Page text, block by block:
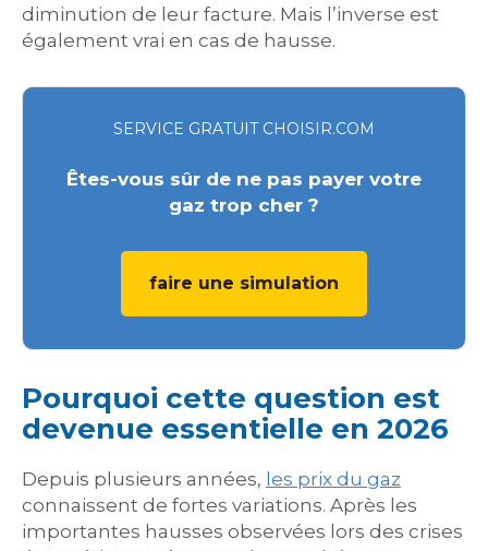
diminution de leur facture. Mais l’inverse est
également vrai en cas de hausse.
SERVICE GRATUIT CHOISIR.COM
Êtes-vous sûr de ne pas payer votre
gaz trop cher ?
faire une simulation
Pourquoi cette question est
devenue essentielle en 2026
Depuis plusieurs années, les prix du gaz
connaissent de fortes variations. Après les
importantes hausses observées lors des crises